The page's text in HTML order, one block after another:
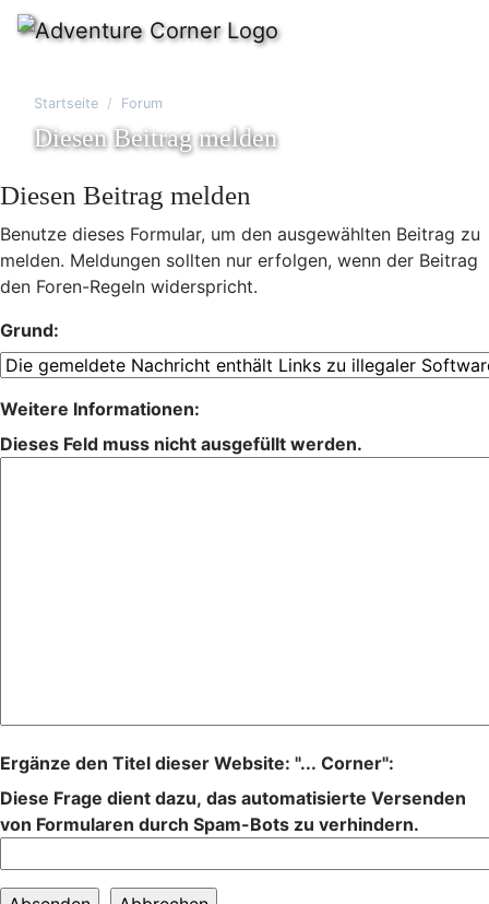
Startseite Forum
Diesen Beitrag melden
Diesen Beitrag melden
Benutze dieses Formular, um den ausgewählten Beitrag zu
melden. Meldungen sollten nur erfolgen, wenn der Beitrag
den Foren-Regeln widerspricht.
Grund:
Weitere Informationen:
Dieses Feld muss nicht ausgefüllt werden.
Ergänze den Titel dieser Website: "... Corner":
Diese Frage dient dazu, das automatisierte Versenden
von Formularen durch Spam-Bots zu verhindern.